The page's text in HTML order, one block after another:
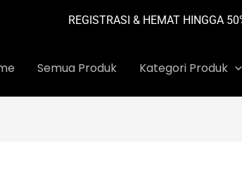
REGISTRASI & HEMAT HINGGA
Semua Produk Kategori Produk